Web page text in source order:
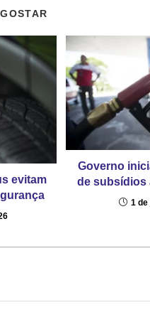
evitam
Governo
de subsídios
1 de